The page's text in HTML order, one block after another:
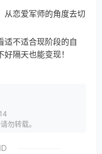
从恋爱军师的角度去切
适不适合现阶段的自
隔天也能变现！
勿转载。